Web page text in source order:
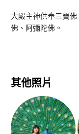
大殿主神供奉三寶
佛、阿彌陀佛。
其他照片